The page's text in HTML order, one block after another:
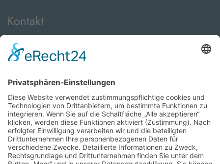
Kontakt
Telefon:
+49 371 24089000
info@viveto-immobilien.de
Öffnungszeiten
Montag bis Freitag:
08:00 Uhr - 18:00 Uhr